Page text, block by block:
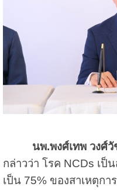
นพ.พงศ์เทพ วงศ์
กล่าวว่า โรค NCDs เป็
เป็น 75% ของสาเหตุกา